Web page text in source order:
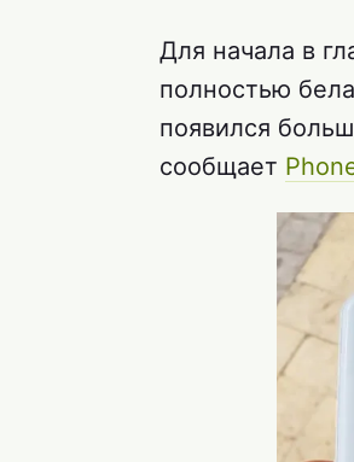
Для начала в
полностью
появился
сообщает